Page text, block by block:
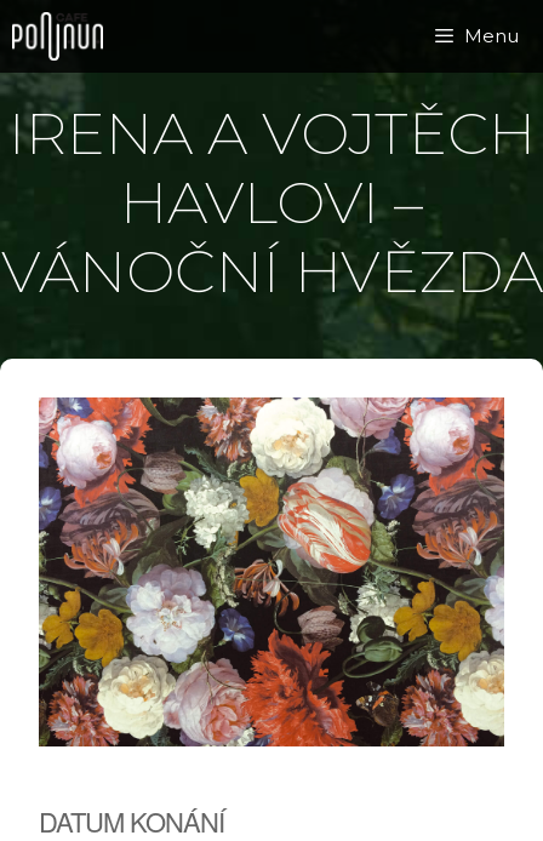
Přeskočit
na
obsah
Menu
IRENA A VOJTĚCH
HAVLOVI –
VÁNOČNÍ HVĚZDA
DATUM KONÁNÍ